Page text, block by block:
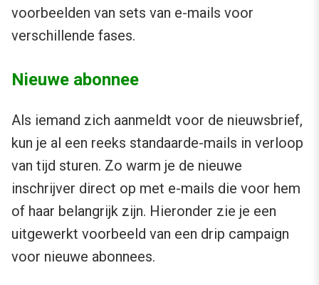
voorbeelden van sets van e-mails voor
verschillende fases.
Nieuwe abonnee
Als iemand zich aanmeldt voor de nieuwsbrief,
kun je al een reeks standaarde-mails in verloop
van tijd sturen. Zo warm je de nieuwe
inschrijver direct op met e-mails die voor hem
of haar belangrijk zijn. Hieronder zie je een
uitgewerkt voorbeeld van een drip campaign
voor nieuwe abonnees.